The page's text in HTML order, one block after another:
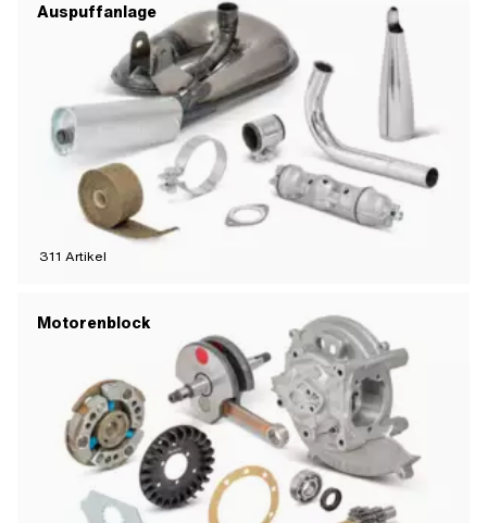
Auspuffanlage
311 Artikel
Motorenblock